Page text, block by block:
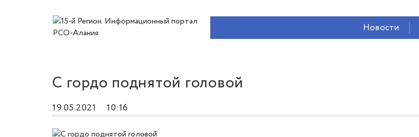
1.34 м/с
Новости
C гордо поднятой головой
19.05.2021 10:16